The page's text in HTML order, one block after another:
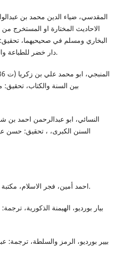
الاحاديث المختارة او المستخرج
البخاري ومسلم في صحيحيهما،
دار خضر للطباعة والنشر والتوزيع،ط3(بيروت:2000).
بين السنة والكتاب، تحقيق:
السنن الكبرى، ، تحقيق: حسن
-احمد أمين، فجر الاسلام، مكتبة النهضة المصرية(القاهرة:1975).